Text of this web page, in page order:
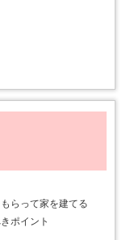
らって家を建てる
ポイント